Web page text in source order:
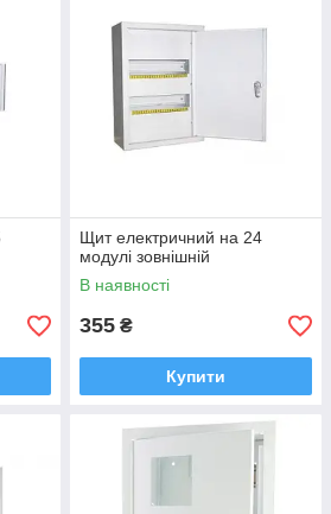
Щит електричний на 24
модулі зовнішній
В наявності
355 ₴
Купити